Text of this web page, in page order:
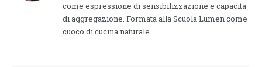
come espressione di sensibilizzazione e capacità
di aggregazione. Formata alla Scuola Lumen come
cuoco di cucina naturale.